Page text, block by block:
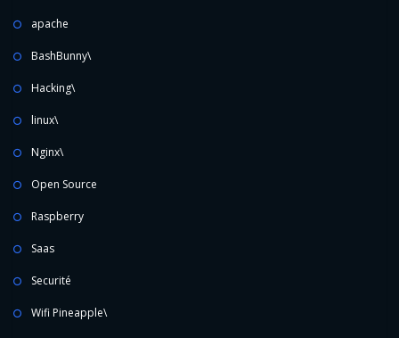
apache
BashBunny\
Hacking\
linux\
Nginx\
Open Source
Raspberry
Saas
Securité
Wifi Pineapple\